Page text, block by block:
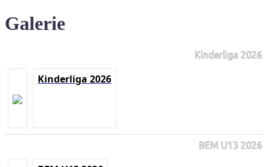
Galerie
Kinderliga 2026
Kinderliga 2026
BEM U13 2026